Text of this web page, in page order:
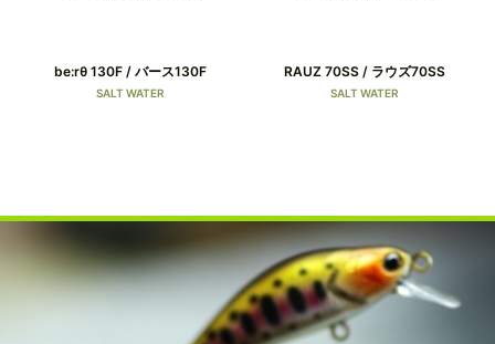
be:rθ 130F / バース130F
SALT WATER
RAUZ 70SS / ラウズ70SS
SALT WATER